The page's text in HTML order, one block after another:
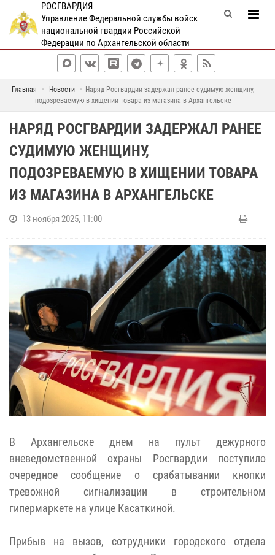
РОСГВАРДИЯ
Управление Федеральной службы войск
национальной гвардии Российской
Федерации по Архангельской области
Главная Новости
Наряд Росгвардии задержал ранее судимую женщину,
подозреваемую в хищении товара из магазина в Архангельске
НАРЯД РОСГВАРДИИ ЗАДЕРЖАЛ РАНЕЕ
СУДИМУЮ ЖЕНЩИНУ,
ПОДОЗРЕВАЕМУЮ В ХИЩЕНИИ ТОВАРА
ИЗ МАГАЗИНА В АРХАНГЕЛЬСКЕ
13 ноября 2025, 11:00
В Архангельске днем на пульт дежурного
вневедомственной охраны Росгвардии поступило
очередное сообщение о срабатывании кнопки
тревожной сигнализации в строительном
гипермаркете на улице Касаткиной.
Прибыв на вызов, сотрудники городского отдела